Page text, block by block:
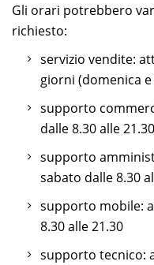
Gli orari potrebbero
richiesto:
servizio vendite:
giorni (domenica
supporto
dalle 8.30 alle 21.30
supporto
sabato dalle 8.30
supporto mobile:
8.30 alle 21.30
supporto tecnico: